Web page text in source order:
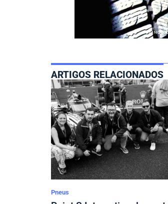
ARTIGOS RELACIONADOS
Pneus